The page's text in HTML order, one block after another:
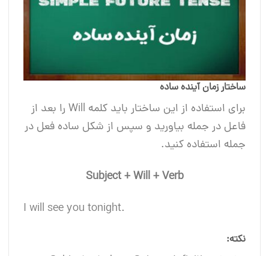
ساختار زمان آینده ساده
برای استفاده از این ساختار باید کلمه Will را بعد از
فاعل در جمله بیاورید و سپس از شکل ساده فعل در
جمله استفاده کنید.
Subject + Will + Verb
.I will see you tonight
نکته: